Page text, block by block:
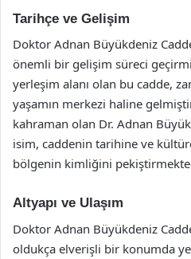
Tarihçe ve Gelişim
Doktor Adnan Büyükdeniz
önemli bir gelişim süreci
yerleşim alanı olan bu cadde,
yaşamın merkezi haline
kahraman olan Dr. Adnan
isim, caddenin tarihine ve
bölgenin kimliğini
Altyapı ve Ulaşım
Doktor Adnan Büyükdeniz
oldukça elverişli bir konumda